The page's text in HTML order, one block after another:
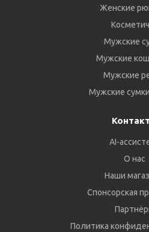
Женские
Мужские
Мужские
Мужские
Мужские
AI-
О нас
Наши
Спонсорская
Политика